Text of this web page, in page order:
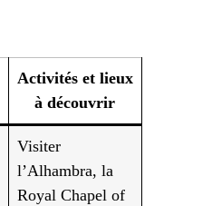
Activités et lieux
à découvrir
Visiter
l’Alhambra, la
Royal Chapel of